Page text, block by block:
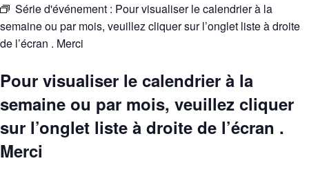
Série d'événement : Pour visualiser le calendrier à la
semaine ou par mois, veuillez cliquer sur l’onglet liste à droite
de l’écran . Merci
Pour visualiser le calendrier à la
semaine ou par mois, veuillez cliquer
sur l’onglet liste à droite de l’écran .
Merci